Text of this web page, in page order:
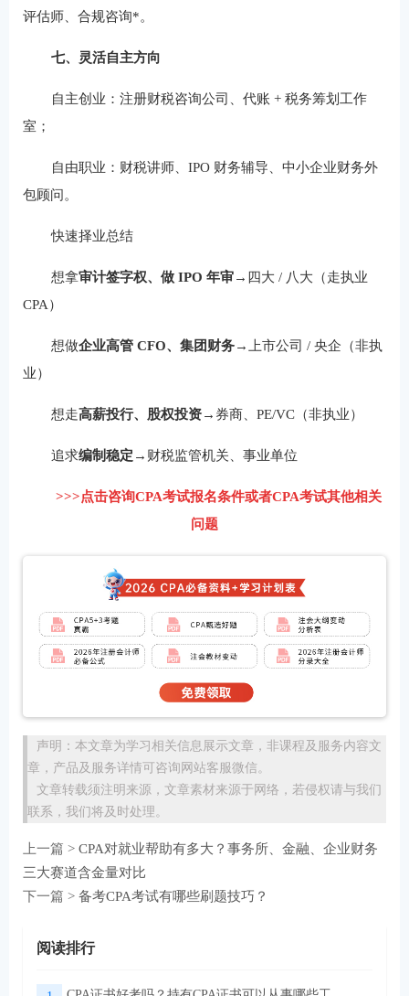
评估师、合规咨询*。
七、灵活自主方向
自主创业：注册财税咨询公司、代账 + 税务筹划工作
室；
自由职业：财税讲师、IPO 财务辅导、中小企业财务外
包顾问。
快速择业总结
想拿审计签字权、做 IPO 年审→四大 / 八大（走执业
CPA）
想做企业高管 CFO、集团财务→上市公司 / 央企（非执
业）
想走高薪投行、股权投资→券商、PE/VC（非执业）
追求编制稳定 →财税监管机关、事业单位
>>>点击咨询CPA考试报名条件或者CPA考试其他相关
问题
声明：本文章为学习相关信息展示文章，非课程及服务内容文
章，产品及服务详情可咨询网站客服微信。
文章转载须注明来源，文章素材来源于网络，若侵权请与我们
联系，我们将及时处理。
上一篇 > CPA对就业帮助有多大？事务所、金融、企业财务
三大赛道含金量对比
下一篇 > 备考CPA考试有哪些刷题技巧？
阅读排行